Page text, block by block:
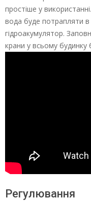
простіше у
вода буде потрапляти
гідроакумулятор.
крани у всьому будинку
Регулювання